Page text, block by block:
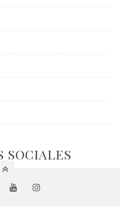
SOCIALES